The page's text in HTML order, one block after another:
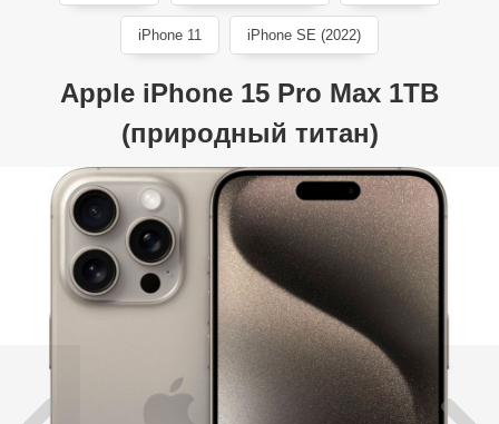
iPhone 11 iPhone SE (2022)
Apple iPhone 15 Pro Max 1TB
(природный титан)